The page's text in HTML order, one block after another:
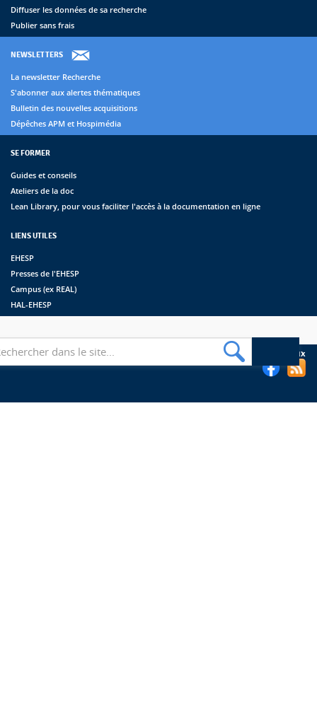
Diffuser les données de sa recherche
Publier sans frais
NEWSLETTERS
La newsletter Recherche
S'abonner aux alertes thématiques
Bulletin des nouvelles acquisitions
Dépêches APM et Hospimédia
SE FORMER
Guides et conseils
Ateliers de la doc
Lean Library, pour vous faciliter l'accès à la documentation en ligne
LIENS UTILES
EHESP
Presses de l'EHESP
Campus (ex REAL)
HAL-EHESP
Suivez les bibliothèques de l'EHESP sur les réseaux sociaux